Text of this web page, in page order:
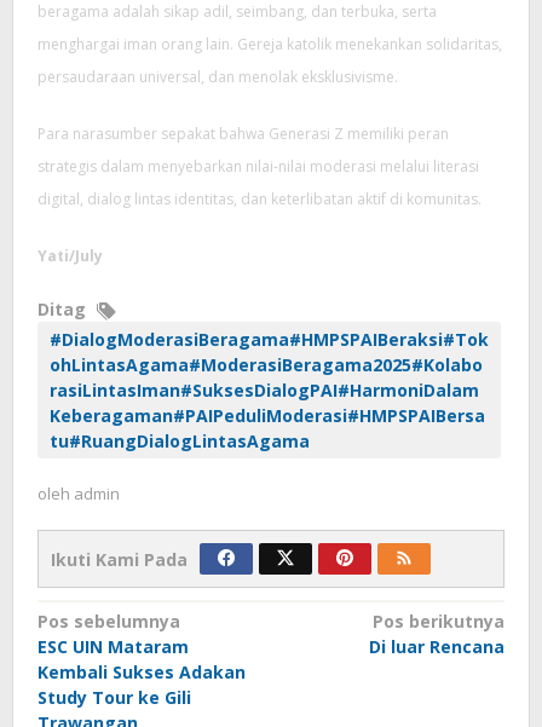
beragama adalah sikap adil, seimbang, dan terbuka, serta
menghargai iman orang lain. Gereja katolik menekankan solidaritas,
persaudaraan universal, dan menolak eksklusivisme.
Para narasumber sepakat bahwa Generasi Z memiliki peran
strategis dalam menyebarkan nilai-nilai moderasi melalui literasi
digital, dialog lintas identitas, dan keterlibatan aktif di komunitas.
Yati/July
Ditag
#DialogModerasiBeragama#HMPSPAIBeraksi#Tok
ohLintasAgama#ModerasiBeragama2025#Kolabo
rasiLintasIman#SuksesDialogPAI#HarmoniDalam
Keberagaman#PAIPeduliModerasi#HMPSPAIBersa
tu#RuangDialogLintasAgama
oleh admin
Ikuti Kami Pada
Navigasi
pos
Pos sebelumnya
ESC UIN Mataram
Kembali Sukses Adakan
Study Tour ke Gili
Pos berikutnya
Di luar Rencana